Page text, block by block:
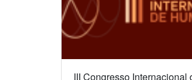
III Congresso Internacional